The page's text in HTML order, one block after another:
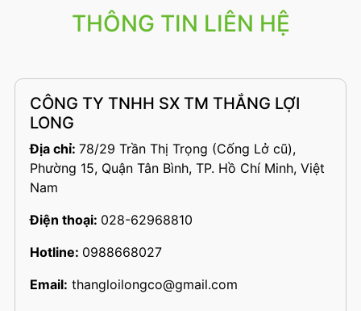
THÔNG TIN LIÊN HỆ
CÔNG TY TNHH SX TM THẮNG LỢI
LONG
Địa chỉ: 78/29 Trần Thị Trọng (Cống Lở cũ),
Phường 15, Quận Tân Bình, TP. Hồ Chí Minh, Việt
Nam
Điện thoại: 028-62968810
Hotline: 0988668027
Email: thangloilongco@gmail.com